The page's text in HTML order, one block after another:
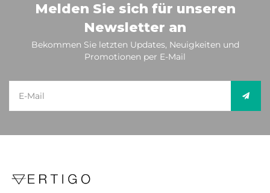
Melden Sie sich für unseren
Newsletter an
Bekommen Sie letzten Updates, Neuigkeiten und
Promotionen per E-Mail